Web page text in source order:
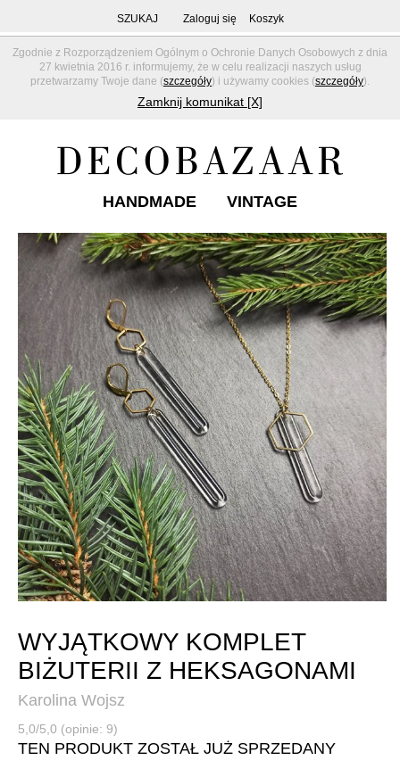
Zgodnie z Rozporządzeniem Ogólnym o Ochronie Danych Osobowych z dnia
27 kwietnia 2016 r. informujemy, że w celu realizacji naszych usług
przetwarzamy Twoje dane (szczegóły) i używamy cookies (szczegóły).
Zamknij komunikat [X]
SZUKAJ Zaloguj się Koszyk
HANDMADE VINTAGE
WYJĄTKOWY KOMPLET
BIŻUTERII Z HEKSAGONAMI
Karolina Wojsz
5,0/5,0 (opinie: 9)
TEN PRODUKT ZOSTAŁ JUŻ SPRZEDANY